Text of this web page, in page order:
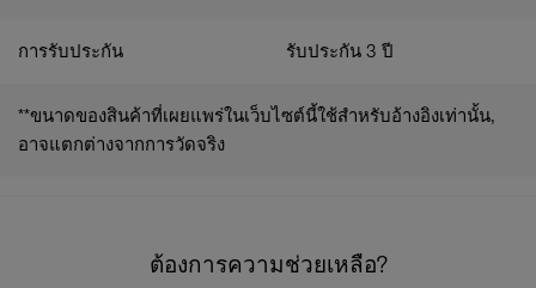
การรับประกัน รับประกัน 3 ปี
**ขนาดของสินค้าที่เผยแพร่ในเว็บไซต์นี้ใช้สำหรับอ้างอิงเท่านั้น,
อาจแตกต่างจากการวัดจริง
ต้องการความช่วยเหลือ?